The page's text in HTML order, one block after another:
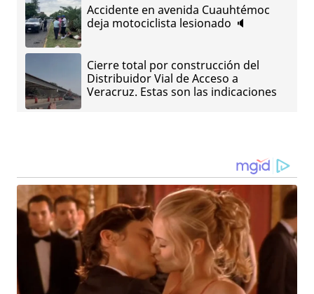
Accidente en avenida Cuauhtémoc
deja motociclista lesionado 🔈
Cierre total por construcción del
Distribuidor Vial de Acceso a
Veracruz. Estas son las indicaciones